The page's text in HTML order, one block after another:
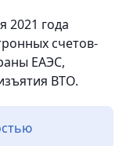
2021 года
счетов-
ЕАЭС,
ВТО.